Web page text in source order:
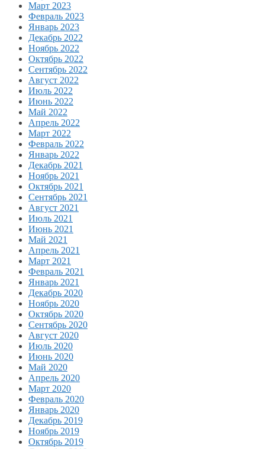
Март 2023
Февраль 2023
Январь 2023
Декабрь 2022
Ноябрь 2022
Октябрь 2022
Сентябрь 2022
Август 2022
Июль 2022
Июнь 2022
Май 2022
Апрель 2022
Март 2022
Февраль 2022
Январь 2022
Декабрь 2021
Ноябрь 2021
Октябрь 2021
Сентябрь 2021
Август 2021
Июль 2021
Июнь 2021
Май 2021
Апрель 2021
Март 2021
Февраль 2021
Январь 2021
Декабрь 2020
Ноябрь 2020
Октябрь 2020
Сентябрь 2020
Август 2020
Июль 2020
Июнь 2020
Май 2020
Апрель 2020
Март 2020
Февраль 2020
Январь 2020
Декабрь 2019
Ноябрь 2019
Октябрь 2019